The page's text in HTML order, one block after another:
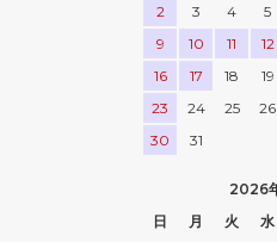
2
3 4 5
9
10 11 12
16
17 18 19
23
24 25 26
30
31
2026
日
月 火 水